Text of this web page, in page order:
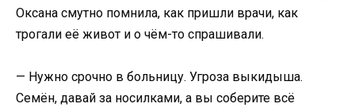
Оксана смутно помнила, как пришли врачи, как
трогали её живот и о чём-то спрашивали.
— Нужно срочно в больницу. Угроза выкидыша.
Семён, давай за носилками, а вы соберите всё